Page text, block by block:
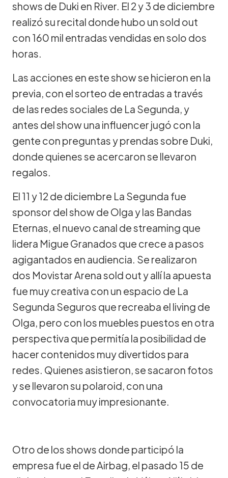
shows de Duki en River. El 2 y 3 de diciembre
realizó su recital donde hubo un sold out
con 160 mil entradas vendidas en solo dos
horas.
Las acciones en este show se hicieron en la
previa, con el sorteo de entradas a través
de las redes sociales de La Segunda, y
antes del show una influencer jugó con la
gente con preguntas y prendas sobre Duki,
donde quienes se acercaron se llevaron
regalos.
El 11 y 12 de diciembre La Segunda fue
sponsor del show de Olga y las Bandas
Eternas, el nuevo canal de streaming que
lidera Migue Granados que crece a pasos
agigantados en audiencia. Se realizaron
dos Movistar Arena sold out y allí la apuesta
fue muy creativa con un espacio de La
Segunda Seguros que recreaba el living de
Olga, pero con los muebles puestos en otra
perspectiva que permitía la posibilidad de
hacer contenidos muy divertidos para
redes. Quienes asistieron, se sacaron fotos
y se llevaron su polaroid, con una
convocatoria muy impresionante.
Otro de los shows donde participó la
empresa fue el de Airbag, el pasado 15 de